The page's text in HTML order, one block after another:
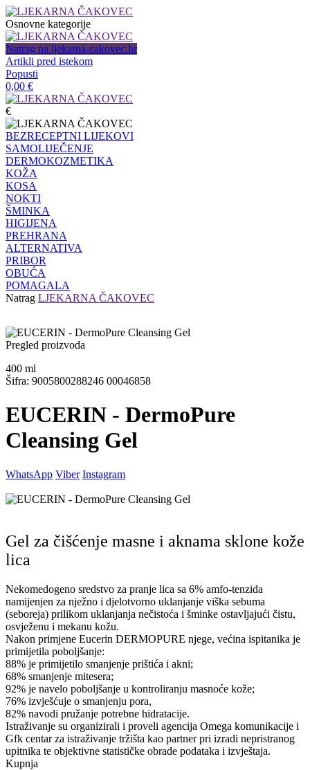
Osnovne kategorije
Natrag na ljekarna-cakovec.hr
Artikli pred istekom
Popusti
0,00 €
€
BEZRECEPTNI LIJEKOVI
SAMOLIJEČENJE
DERMOKOZMETIKA
KOŽA
KOSA
NOKTI
ŠMINKA
HIGIJENA
PREHRANA
ALTERNATIVA
PRIBOR
OBUĆA
POMAGALA
Natrag LJEKARNA ČAKOVEC
Pregled proizvoda
400 ml
Šifra: 9005800288246 00046858
EUCERIN - DermoPure
Cleansing Gel
WhatsApp Viber Instagram
Gel za čišćenje masne i aknama sklone kože
lica
Nekomedogeno sredstvo za pranje lica sa 6% amfo-tenzida
namijenjen za nježno i djelotvorno uklanjanje viška sebuma
(seboreja) prilikom uklanjanja nečistoća i šminke ostavljajući čistu,
osvježenu i mekanu kožu.
Nakon primjene Eucerin DERMOPURE njege, većina ispitanika je
primijetila poboljšanje:
88% je primijetilo smanjenje prištića i akni;
68% smanjenje mitesera;
92% je navelo poboljšanje u kontroliranju masnoće kože;
76% izvješćuje o smanjenju pora,
82% navodi pružanje potrebne hidratacije.
Istraživanje su organizirali i proveli agencija Omega komunikacije i
Gfk centar za istraživanje tržišta kao partner pri izradi nepristranog
upitnika te objektivne statističke obrade podataka i izvještaja.
Kupnja